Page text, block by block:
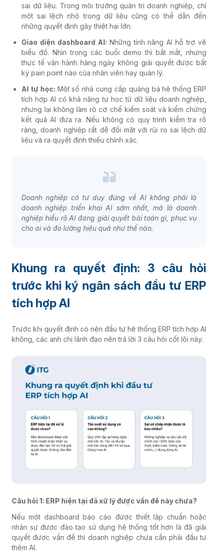
sai dữ liệu. Trong môi trường quản trị doanh nghiệp, chỉ
một sai lệch nhỏ trong dữ liệu cũng có thể dẫn đến
những quyết định gây thiệt hại lớn.
Giao diện dashboard AI: Những tính năng AI hỗ trợ vẽ
biểu đồ. Nhìn trong các buổi demo thì bắt mắt, nhưng
thực tế vận hành hàng ngày không giải quyết được bất
kỳ pain point nào của nhân viên hay quản lý.
AI tự học: Một số nhà cung cấp quảng bá hệ thống ERP
tích hợp AI có khả năng tự học từ dữ liệu doanh nghiệp,
nhưng lại không làm rõ cơ chế kiểm soát và kiểm chứng
kết quả AI đưa ra. Nếu không có quy trình kiểm tra rõ
ràng, doanh nghiệp rất dễ đối mặt với rủi ro sai lệch dữ
liệu và ra quyết định thiếu chính xác.
Doanh nghiệp có tư duy đúng về AI không phải là
doanh nghiệp triển khai AI sớm nhất, mà là doanh
nghiệp hiểu rõ AI đang giải quyết bài toán gì, phục vụ
cho ai và đo lường hiệu quả như thế nào.
Khung ra quyết định: 3 câu hỏi
trước khi ký ngân sách đầu tư ERP
tích hợp AI
Trước khi quyết định có nên đầu tư hệ thống ERP tích hợp AI
không, các anh chị lãnh đạo nên trả lời 3 câu hỏi cốt lõi này:
Câu hỏi 1: ERP hiện tại đã xử lý được vấn đề này chưa?
Nếu một dashboard báo cáo được thiết lập chuẩn hoặc
nhân sự được đào tạo sử dụng hệ thống tốt hơn là đã giải
quyết được vấn đề thì doanh nghiệp chưa cần phải đầu tư
thêm AI.